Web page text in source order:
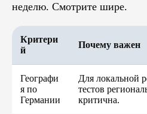
неделю. Смотрите шире.
Критери
й
Почему важен
Географи
я по
Германии
Для локальной
тестов
критична.